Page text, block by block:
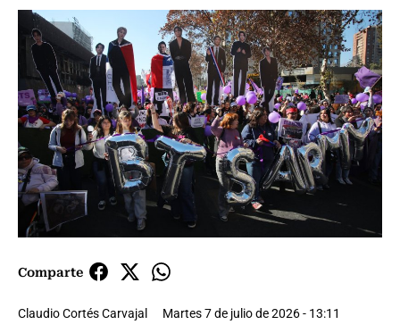
Comparte
Claudio Cortés Carvajal
Martes 7 de julio de 2026 - 13:11